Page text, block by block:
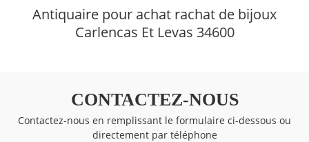
Antiquaire pour achat rachat de bijoux
Carlencas Et Levas 34600
CONTACTEZ-NOUS
Contactez-nous en remplissant le formulaire ci-dessous ou
directement par téléphone